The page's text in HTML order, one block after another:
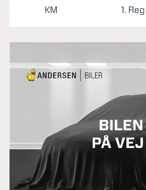
KM
1. Reg